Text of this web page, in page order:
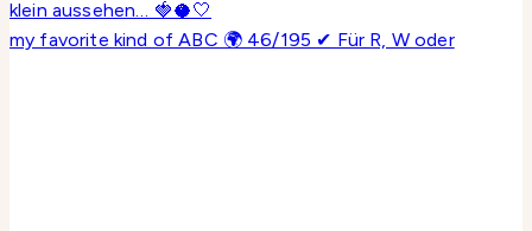
my favorite kind of ABC 🌍 46/195 ✔ Für R, W oder